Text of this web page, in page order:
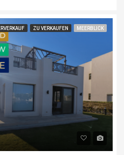
ZU VERKAUFEN MEERBLICK